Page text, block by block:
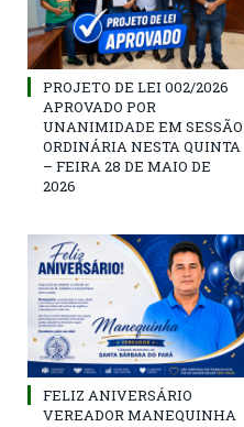
PROJETO DE LEI 002/2026
APROVADO POR
UNANIMIDADE EM SESSÃO
ORDINÁRIA NESTA QUINTA
– FEIRA 28 DE MAIO DE
2026
FELIZ ANIVERSÁRIO
VEREADOR MANEQUINHA